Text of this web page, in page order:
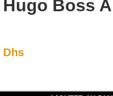
Hugo Boss
Dhs